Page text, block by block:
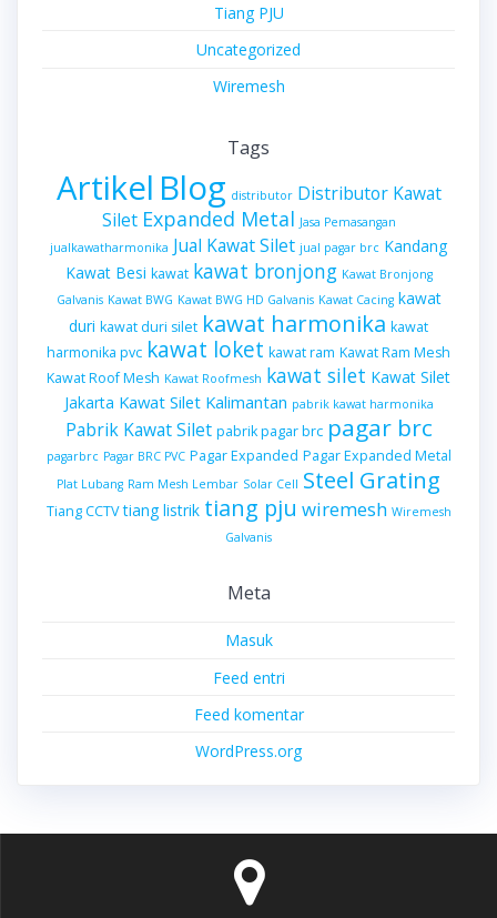
Tiang PJU
Uncategorized
Wiremesh
Tags
Artikel Blog distributor Distributor Kawat
Silet Expanded Metal Jasa Pemasangan
jualkawatharmonika Jual Kawat Silet jual pagar brc Kandang
Kawat Besi kawat kawat bronjong Kawat Bronjong
Galvanis Kawat BWG Kawat BWG HD Galvanis Kawat Cacing kawat
duri kawat duri silet kawat harmonika kawat
harmonika pvc kawat loket kawat ram Kawat Ram Mesh
Kawat Roof Mesh Kawat Roofmesh kawat silet Kawat Silet
Jakarta Kawat Silet Kalimantan pabrik kawat harmonika
Pabrik Kawat Silet pabrik pagar brc pagar brc
pagarbrc Pagar BRC PVC Pagar Expanded Pagar Expanded Metal
Plat Lubang Ram Mesh Lembar Solar Cell Steel Grating
Tiang CCTV tiang listrik tiang pju wiremesh Wiremesh
Galvanis
Meta
Masuk
Feed entri
Feed komentar
WordPress.org